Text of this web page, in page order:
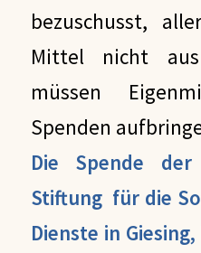
bezuschusst,
Mittel nicht
müssen
Spenden
Die Spende
Stiftung für die
Dienste in